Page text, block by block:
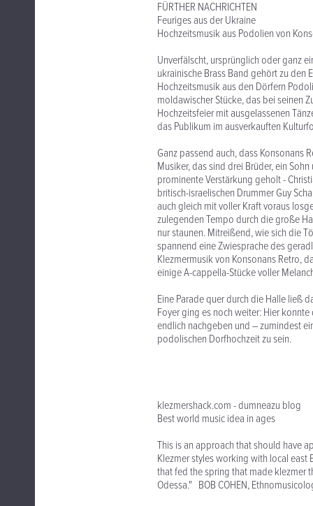
FÜRTHER NACHRICHTEN
Feuriges aus der Ukraine
Hochzeitsmusik aus Podolien von
Unverfälscht, ursprünglich oder ganz
ukrainische Brass Band gehört zu den
Hochzeitsmusik aus den Dörfern
moldawischer Stücke, das bei seinen
Hochzeitsfeier mit ausgelassenen
das Publikum im ausverkauften
Ganz passend auch, dass Konsonans
Musiker, das sind drei Brüder, ein
prominente Verstärkung geholt -
britisch-israelischen Drummer Guy
auch gleich mit voller Kraft voraus
zulegenden Tempo durch die große
nur staunen. Mitreißend, wie sich die
spannend eine Zwiesprache des
Klezmermusik von Konsonans Retro,
einige A-cappella-Stücke voller
Eine Parade quer durch die Halle ließ
Foyer ging es noch weiter: Hier
endlich nachgeben und – zumindest
podolischen Dorfhochzeit zu sein.
klezmershack.com - dumneazu blog
Best world music idea in ages
This is an approach that should have
Klezmer styles working with local
that fed the spring that made klezmer
Odessa." BOB COHEN,